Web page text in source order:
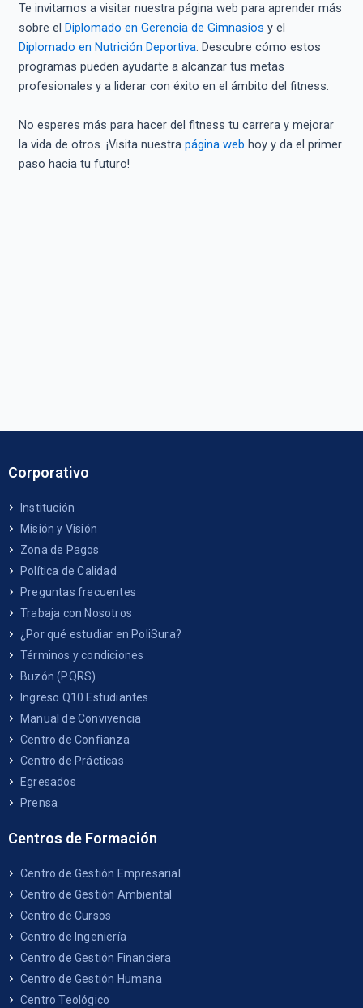
Te invitamos a visitar nuestra página web para aprender más
sobre el Diplomado en Gerencia de Gimnasios y el
Diplomado en Nutrición Deportiva. Descubre cómo estos
programas pueden ayudarte a alcanzar tus metas
profesionales y a liderar con éxito en el ámbito del fitness.
No esperes más para hacer del fitness tu carrera y mejorar
la vida de otros. ¡Visita nuestra página web hoy y da el primer
paso hacia tu futuro!
Corporativo
Institución
Misión y Visión
Zona de Pagos
Política de Calidad
Preguntas frecuentes
Trabaja con Nosotros
¿Por qué estudiar en PoliSura?
Términos y condiciones
Buzón (PQRS)
Ingreso Q10 Estudiantes
Manual de Convivencia
Centro de Confianza
Centro de Prácticas
Egresados
Prensa
Centros de Formación
Centro de Gestión Empresarial
Centro de Gestión Ambiental
Centro de Cursos
Centro de Ingeniería
Centro de Gestión Financiera
Centro de Gestión Humana
Centro Teológico